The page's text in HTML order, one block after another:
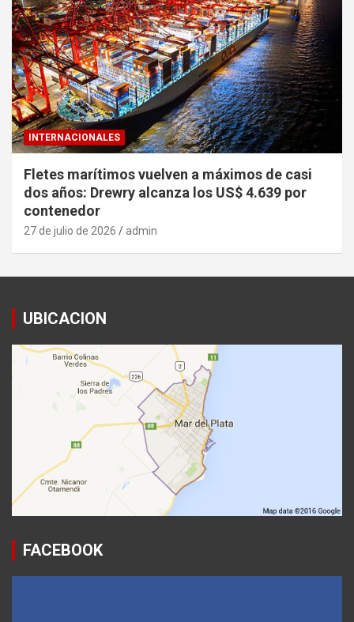
INTERNACIONALES
Fletes marítimos vuelven a máximos de casi
dos años: Drewry alcanza los US$ 4.639 por
contenedor
27 de julio de 2026 admin
UBICACION
FACEBOOK